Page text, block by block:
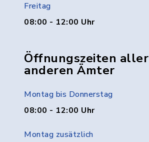
Freitag
08:00 - 12:00 Uhr
Öffnungszeiten aller
anderen Ämter
Montag bis Donnerstag
08:00 - 12:00 Uhr
Montag zusätzlich